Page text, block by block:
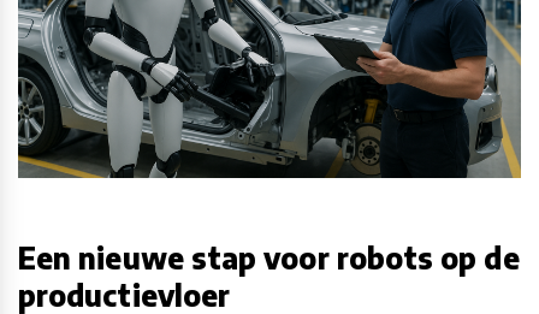
Een nieuwe stap voor robots op de
productievloer